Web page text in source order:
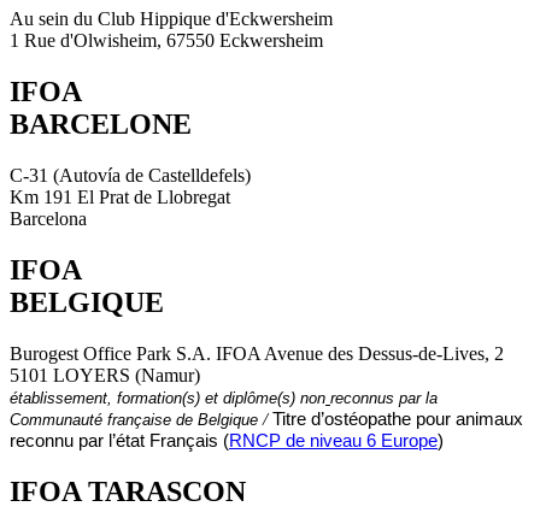
Au sein du Club Hippique d'Eckwersheim
1 Rue d'Olwisheim, 67550 Eckwersheim
IFOA
BARCELONE
C-31 (Autovía de Castelldefels)
Km 191 El Prat de Llobregat
Barcelona
IFOA
BELGIQUE
Burogest Office Park S.A. IFOA Avenue des Dessus-de-Lives, 2
5101 LOYERS (Namur)
établissement, formation(s) et diplôme(s) non reconnus par la
Communauté française de Belgique /Titre d’ostéopathe pour animaux
reconnu par l’état Français (RNCP de niveau 6 Europe)
IFOA TARASCON